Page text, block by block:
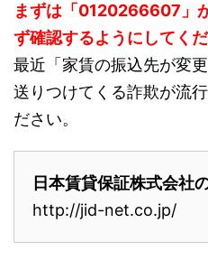
まずは「0120266607」
ず確認するようにしてくだ
最近「家賃の振込先が変
送りつけてくる詐欺が流
ださい。
日本賃貸保証株式会社
http://jid-net.co.jp/